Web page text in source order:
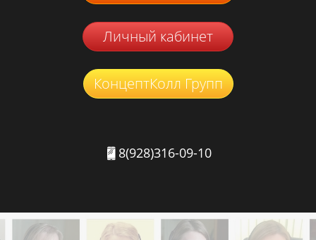
Личный кабинет
КонцептКолл Групп
8(928)316-09-10